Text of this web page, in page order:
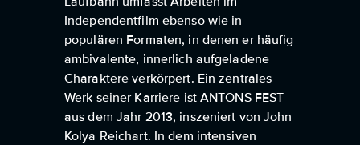
Independentfilm ebenso wie in
populären Formaten, in denen er häufig
ambivalente, innerlich aufgeladene
Charaktere verkörpert. Ein zentrales
Werk seiner Karriere ist ANTONS FEST
aus dem Jahr 2013, inszeniert von John
Kolya Reichart. In dem intensiven